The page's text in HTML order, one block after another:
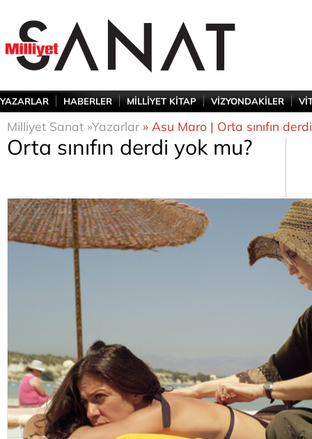
YAZARLAR HABERLER MİLLİYET KİTAP VİZYONDAKİLER
Milliyet Sanat »Yazarlar» Asu Maro | Orta sınıfın
Orta sınıfın derdi yok mu?